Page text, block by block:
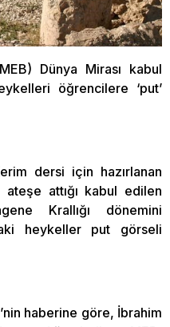
Dünya Mirası kabul
öğrencilere ‘put’
dersi için hazırlanan
ateşe attığı kabul edilen
Krallığı dönemini
heykeller put görseli
haberine göre, İbrahim